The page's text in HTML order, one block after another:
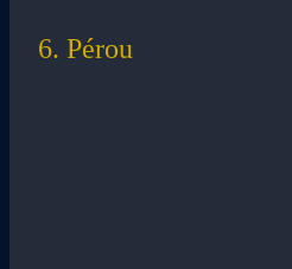
6. Pérou